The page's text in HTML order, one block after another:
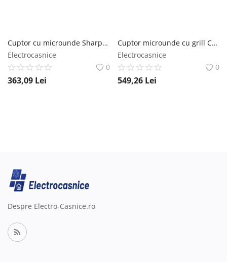
Cuptor cu microunde Sharp YC-MG01ES, 20 l, 800 W, Mecanic, Grill, Argintiu Sharp
Electrocasnice
0
363,09 Lei
Cuptor microunde cu grill CANDY DIVOG20CMB, 20l, 700W, negru Candy
Electrocasnice
0
549,26 Lei
Despre Electro-Casnice.ro